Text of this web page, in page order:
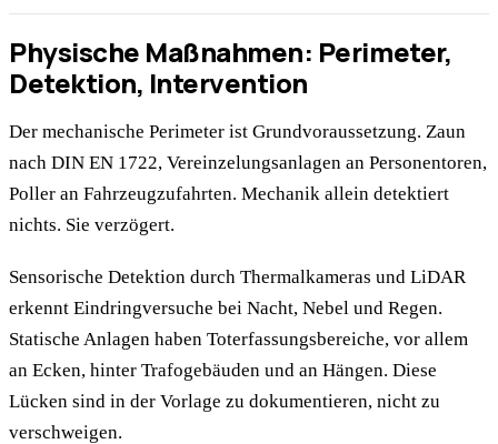
Physische Maßnahmen: Perimeter,
Detektion, Intervention
Der mechanische Perimeter ist Grundvoraussetzung. Zaun
nach DIN EN 1722, Vereinzelungsanlagen an Personentoren,
Poller an Fahrzeugzufahrten. Mechanik allein detektiert
nichts. Sie verzögert.
Sensorische Detektion durch Thermalkameras und LiDAR
erkennt Eindringversuche bei Nacht, Nebel und Regen.
Statische Anlagen haben Toterfassungsbereiche, vor allem
an Ecken, hinter Trafogebäuden und an Hängen. Diese
Lücken sind in der Vorlage zu dokumentieren, nicht zu
verschweigen.